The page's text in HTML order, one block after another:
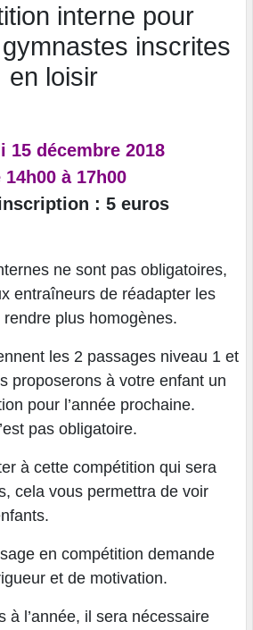
interne pour
inscrites
en loisir
15 décembre 2018
14h00 à 17h00
: 5 euros
ne sont pas obligatoires,
entraîneurs de réadapter les
plus homogènes.
les 2 passages niveau 1 et
proposerons à votre enfant un
pour l’année prochaine.
pas obligatoire.
à cette compétition qui sera
cela vous permettra de voir
en compétition demande
et de motivation.
à l’année, il sera nécessaire